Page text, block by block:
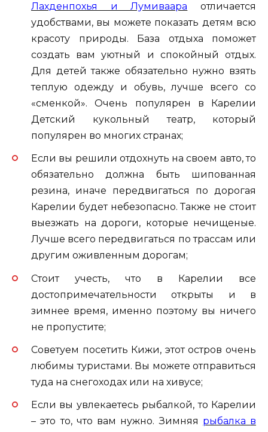
Лахденпохья и Лумиваара отличается
удобствами, вы можете показать детям всю
красоту природы. База отдыха поможет
создать вам уютный и спокойный отдых.
Для детей также обязательно нужно взять
теплую одежду и обувь, лучше всего со
«сменкой». Очень популярен в Карелии
Детский кукольный театр, который
популярен во многих странах;
Если вы решили отдохнуть на своем авто, то
обязательно должна быть шипованная
резина, иначе передвигаться по дорогая
Карелии будет небезопасно. Также не стоит
выезжать на дороги, которые нечищеные.
Лучше всего передвигаться по трассам или
другим оживленным дорогам;
Стоит учесть, что в Карелии все
достопримечательности открыты и в
зимнее время, именно поэтому вы ничего
не пропустите;
Советуем посетить Кижи, этот остров очень
любимы туристами. Вы можете отправиться
туда на снегоходах или на хивусе;
Если вы увлекаетесь рыбалкой, то Карелии
– это то, что вам нужно. Зимняя рыбалка в